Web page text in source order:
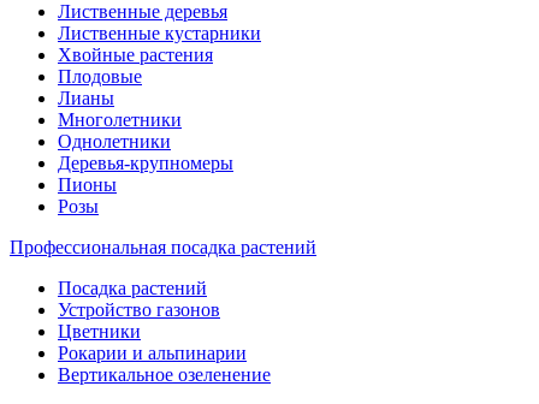
Лиственные деревья
Лиственные кустарники
Хвойные растения
Плодовые
Лианы
Многолетники
Однолетники
Деревья-крупномеры
Пионы
Розы
Профессиональная посадка растений
Посадка растений
Устройство газонов
Цветники
Рокарии и альпинарии
Вертикальное озеленение